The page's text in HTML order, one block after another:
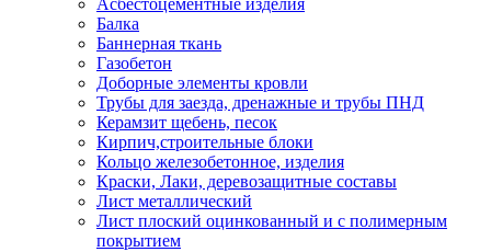
Асбестоцементные изделия
Балка
Баннерная ткань
Газобетон
Доборные элементы кровли
Трубы для заезда, дренажные и трубы ПНД
Керамзит щебень, песок
Кирпич,строительные блоки
Кольцо железобетонное, изделия
Краски, Лаки, деревозащитные составы
Лист металлический
Лист плоский оцинкованный и с полимерным
покрытием